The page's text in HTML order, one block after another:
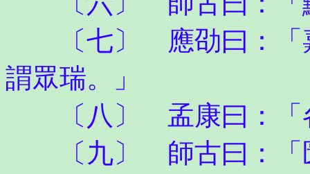
〔七〕 應劭曰：「嘉
謂眾瑞。」
〔八〕 孟康曰：「
〔九〕 師古曰：「